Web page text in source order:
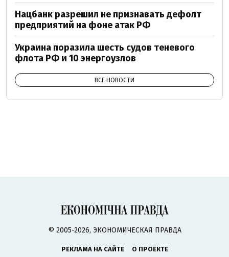
Нацбанк разрешил не признавать дефолт
предприятий на фоне атак РФ
Украина поразила шесть судов теневого
флота РФ и 10 энергоузлов
ВСЕ НОВОСТИ
© 2005-2026, ЭКОНОМИЧЕСКАЯ ПРАВДА
РЕКЛАМА НА САЙТЕ
О ПРОЕКТЕ